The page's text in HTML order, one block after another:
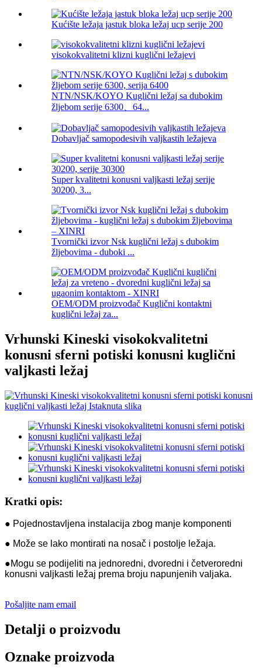
Kućište ležaja jastuk bloka ležaj ucp serije 200
visokokvalitetni klizni kuglični ležajevi
NTN/NSK/KOYO Kuglični ležaj sa dubokim
žljebom serije 6300、64...
Dobavljač samopodesivih valjkastih ležajeva
Super kvalitetni konusni valjkasti ležaj serije
30200, 3...
Tvornički izvor Nsk kuglični ležaj s dubokim
žljebovima - duboki ...
OEM/ODM proizvođač Kuglični kontaktni
kuglični ležaj za...
Vrhunski Kineski visokokvalitetni
konusni sferni potiski konusni kuglični
valjkasti ležaj
Kratki opis:
● Pojednostavljena instalacija zbog manje komponenti
● Može se lako montirati na nosač i postolje ležaja.
●Mogu se podijeliti na jednoredni, dvoredni i četveroredni
konusni valjkasti ležaj prema broju napunjenih valjaka.
Pošaljite nam email
Detalji o proizvodu
Oznake proizvoda